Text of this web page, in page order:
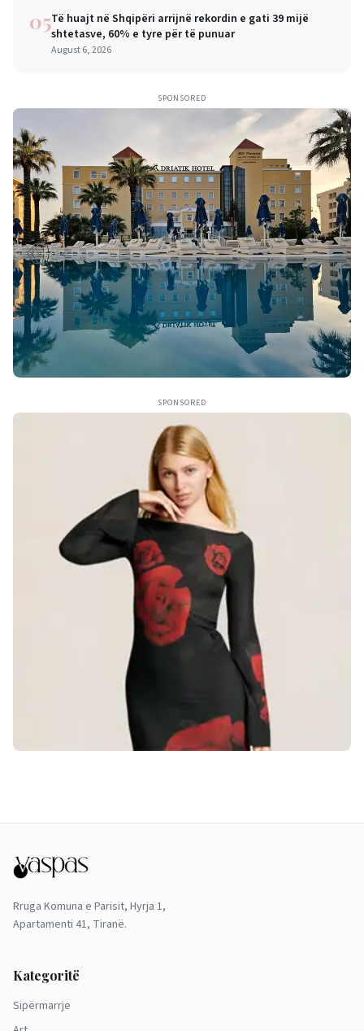
05Të huajt në Shqipëri arrijnë rekordin e gati 39 mijë
shtetasve, 60% e tyre për të punuar
August 6, 2026
SPONSORED
SPONSORED
Rruga Komuna e Parisit, Hyrja 1,
Apartamenti 41, Tiranë.
Kategoritë
Sipërmarrje